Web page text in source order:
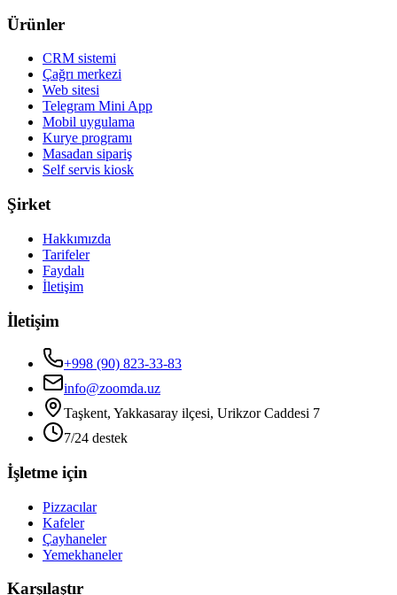
Ürünler
CRM sistemi
Çağrı merkezi
Web sitesi
Telegram Mini App
Mobil uygulama
Kurye programı
Masadan sipariş
Self servis kiosk
Şirket
Hakkımızda
Tarifeler
Faydalı
İletişim
İletişim
+998 (90) 823-33-83
info@zoomda.uz
Taşkent, Yakkasaray ilçesi, Urikzor Caddesi 7
7/24 destek
İşletme için
Pizzacılar
Kafeler
Çayhaneler
Yemekhaneler
Karşılaştır